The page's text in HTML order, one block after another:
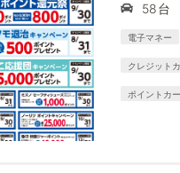
58台
電子マネー
クレジット
ポイントカ